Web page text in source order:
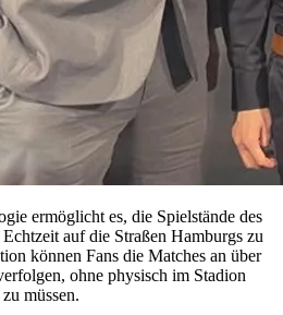
ermöglicht es, die Spielstände des
auf die Straßen Hamburgs zu
können Fans die Matches an über
ohne physisch im Stadion
müssen.